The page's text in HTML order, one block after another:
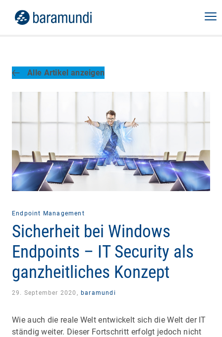
Alle Artikel anzeigen
Endpoint Management
Sicherheit bei Windows
Endpoints – IT Security als
ganzheitliches Konzept
29. September 2020, baramundi
Wie auch die reale Welt entwickelt sich die Welt der IT
ständig weiter. Dieser Fortschritt erfolgt jedoch nicht